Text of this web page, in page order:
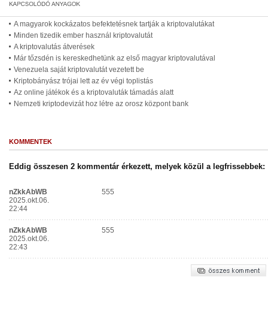
A magyarok kockázatos befektetésnek tartják a kriptovalutákat
Minden tizedik ember használ kriptovalutát
A kriptovalutás átverések
Már tőzsdén is kereskedhetünk az első magyar kriptovalutával
Venezuela saját kriptovalutát vezetett be
Kriptobányász trójai lett az év végi toplistás
Az online játékok és a kriptovaluták támadás alatt
Nemzeti kriptodevizát hoz létre az orosz központ bank